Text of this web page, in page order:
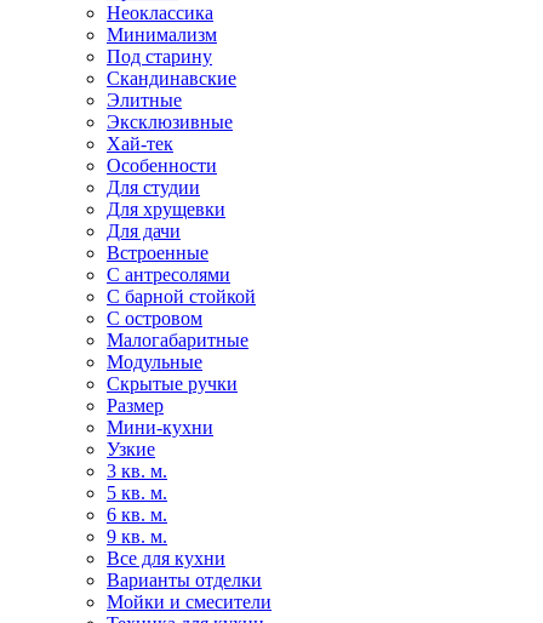
Неоклассика
Минимализм
Под старину
Скандинавские
Элитные
Эксклюзивные
Хай-тек
Особенности
Для студии
Для хрущевки
Для дачи
Встроенные
С антресолями
С барной стойкой
С островом
Малогабаритные
Модульные
Скрытые ручки
Размер
Мини-кухни
Узкие
3 кв. м.
5 кв. м.
6 кв. м.
9 кв. м.
Все для кухни
Варианты отделки
Мойки и смесители